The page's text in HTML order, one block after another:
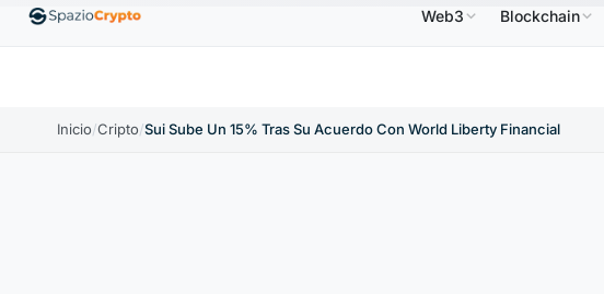
EthereumETH1880,58 US$ ↑0.00% BNBBNB 586,64 US$↑2.10%
Web3 Blockchain
Inicio/Cripto/Sui Sube Un 15% Tras Su Acuerdo Con World Liberty Financial